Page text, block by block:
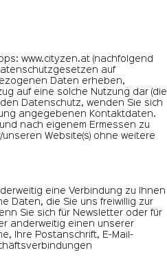
www.cityzen.at (nachfolgend
auf
Daten erheben,
auf eine solche Nutzung dar (die
Datenschutz, wenden Sie sich
angegebenen Kontaktdaten.
nach eigenem Ermessen zu
Website(s) ohne weitere
eine Verbindung zu Ihnen
Daten, die Sie uns freiwillig zur
Sie sich für Newsletter oder für
anderweitig einen unserer
Ihre Postanschrift, E-Mail-